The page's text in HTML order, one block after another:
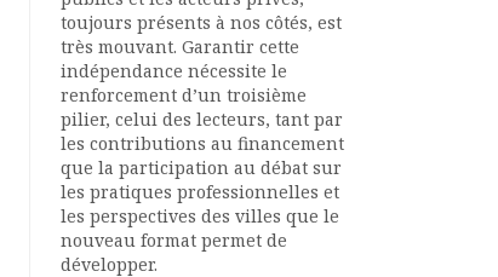
toujours présents à nos côtés, est
très mouvant. Garantir cette
indépendance nécessite le
renforcement d’un troisième
pilier, celui des lecteurs, tant par
les contributions au financement
que la participation au débat sur
les pratiques professionnelles et
les perspectives des villes que le
nouveau format permet de
développer.